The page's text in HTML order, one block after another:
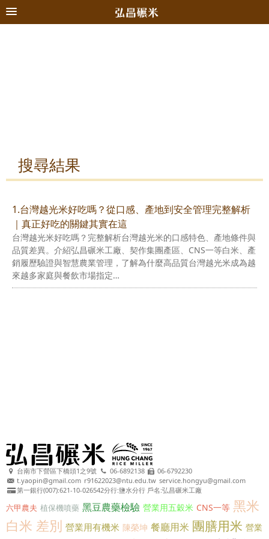
搜尋結果
1.台灣越光米好吃嗎？從口感、產地到安全管理完整解析
｜真正好吃的關鍵其實在這
台灣越光米好吃嗎？完整解析台灣越光米的口感特色、產地條件與
品質差異。介紹弘昌碾米工廠、契作集團產區、CNS一等白米、產
銷履歷驗證與智慧農業管理，了解為什麼高品質台灣越光米成為越
來越多家庭與餐飲市場指定…
台南市下營區下橋頭1之9號 06-6892138
06-6792230
t.yaopin@gmail.com r91622023@ntu.edu.tw service.hongyu@gmail.com
第一銀行(007):621-10-026542分行:鹽水分行 戶名:弘昌碾米工廠
六甲農夫 植保機噴藥 黑豆農藥檢驗 營業用五穀米 CNS一等 黑米
白米 差別 營業用有機米 陳榮坤 餐廳用米 團膳用米 營業